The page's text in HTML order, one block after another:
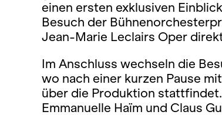
einen ersten exklusiven
Besuch der
Jean-Marie Leclairs Oper
Im Anschluss wechseln die
wo nach einer kurzen Pause
über die Produktion
Emmanuelle Haïm und Claus